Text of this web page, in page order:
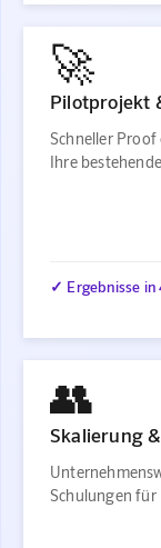
🚀
Pilotprojekt
Schneller
Ihre
✓ Ergebnisse in
👥
Skalierung
Schulungen für